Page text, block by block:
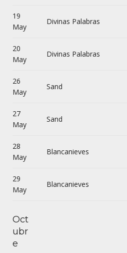
19
May
Divinas Palabras
20
May
Divinas Palabras
26
May
Sand
27
May
Sand
28
May
Blancanieves
29
May
Blancanieves
Oct
ubr
e